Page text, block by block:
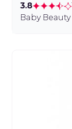
3.8
Baby